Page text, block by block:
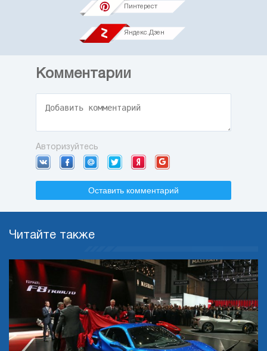
Пинтерест
Яндекс.Дзен
Комментарии
Авторизуйтесь
Оставить комментарий
Читайте также